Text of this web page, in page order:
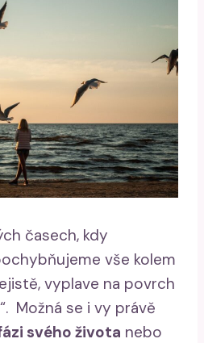
časech, kdy
vše kolem
vyplave na povrch
Možná se i vy právě
svého života nebo